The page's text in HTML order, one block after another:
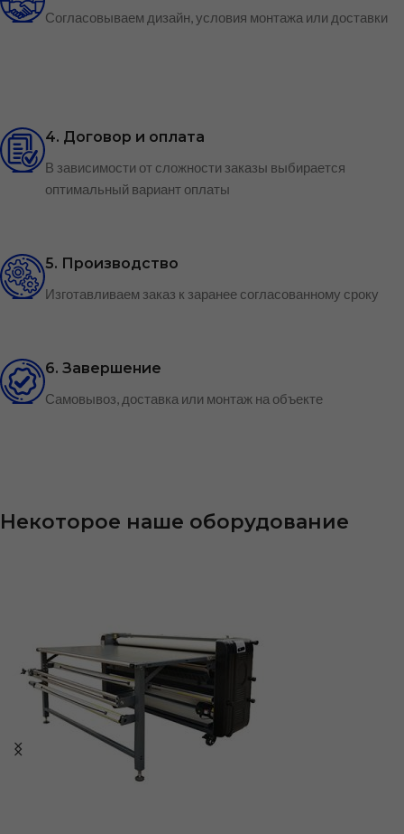
Согласовываем дизайн, условия монтажа или доставки
4. Договор и оплата
В зависимости от сложности заказы выбирается
оптимальный вариант оплаты
5. Производство
Изготавливаем заказ к заранее согласованному сроку
6. Завершение
Самовывоз, доставка или монтаж на объекте
Некоторое наше оборудование